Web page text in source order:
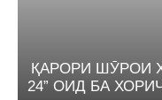
ҚАРОРИ ШӮРОИ
24” ОИД БА